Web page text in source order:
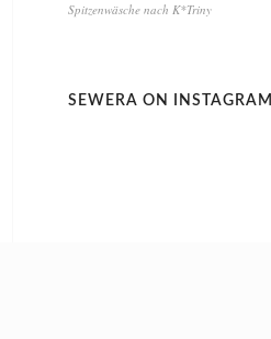
Spitzenwäsche nach K*Triny
SEWERA ON INSTAGRAM